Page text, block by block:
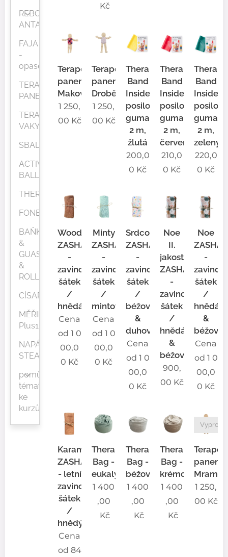
REBOZO
ANTAMA
FAJA
-
opasek
TERAPEUTICKÉ
PANENKY
TERAPEUTICKÉ
VAKY
SBALL®
ACTIVE
BALL
THERABAND
FONENDOSKOPY
BAŇKY
&
GUASHA
&
ROLLERY
CÍSAŘOVNÁM
MĚŘIDLO
Plus12
NAPÁŘKY
STEAMY®
pomůcky
tématicky
ke
kurzům
Kč
Terapeutická
panenka
Makovka
1 250,
00 Kč
Terapeutická
panenka
Droběnka
1 250,
00 Kč
Thera-
Band
Inside
posilovací
guma
2 m,
žlutá
200,0
0 Kč
Thera-
Band
Inside
posilovací
guma
2 m,
červená
210,0
0 Kč
Thera-
Band
Inside
guma
2 m,
zelený
220,0
0 Kč
Woody
ZASHA®
-
zavinovací
šátek
/
hnědá
Cena
od 1 0
00,0
0 Kč
Minty
ZASHA®
-
zavinovací
šátek
/
mintová
Cena
od 1 0
00,0
0 Kč
Srdcovka
ZASHA®
-
zavinovací
šátek
/
béžová
&
duhová
Cena
od 1 0
00,0
0 Kč
Noe
II.
jakost
ZASHA®
-
zavinovací
šátek
/
hnědá
&
béžová
900,
00 Kč
Noe
-
šátek
/
hnědá
&
béžová
Cena
od 1 0
00,0
0 Kč
Karamelka
ZASHA®
- letní
zavinovací
šátek
/
hnědý
Cena
od 84
Therapy
Bag -
eukalyptový
1 400
,00
Kč
Therapy
Bag -
béžový
1 400
,00
Kč
Therapy
Bag -
krémový
1 400
,00
Kč
1 250,
00 Kč